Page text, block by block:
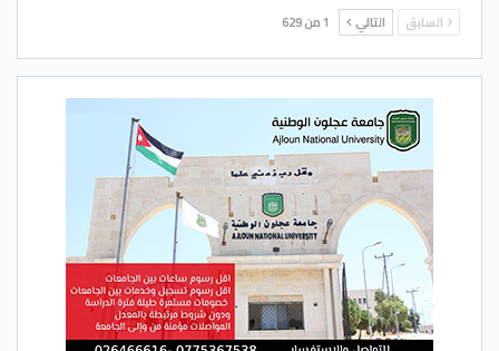
السابق التالي 1 من 629